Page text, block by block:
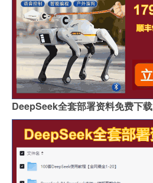
DeepSeek全套部署资料免费下载